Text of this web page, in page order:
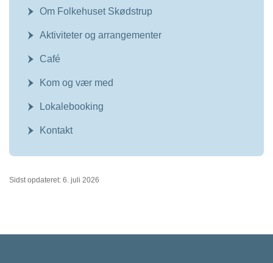
Om Folkehuset Skødstrup
Aktiviteter og arrangementer
Café
Kom og vær med
Lokalebooking
Kontakt
Sidst opdateret: 6. juli 2026